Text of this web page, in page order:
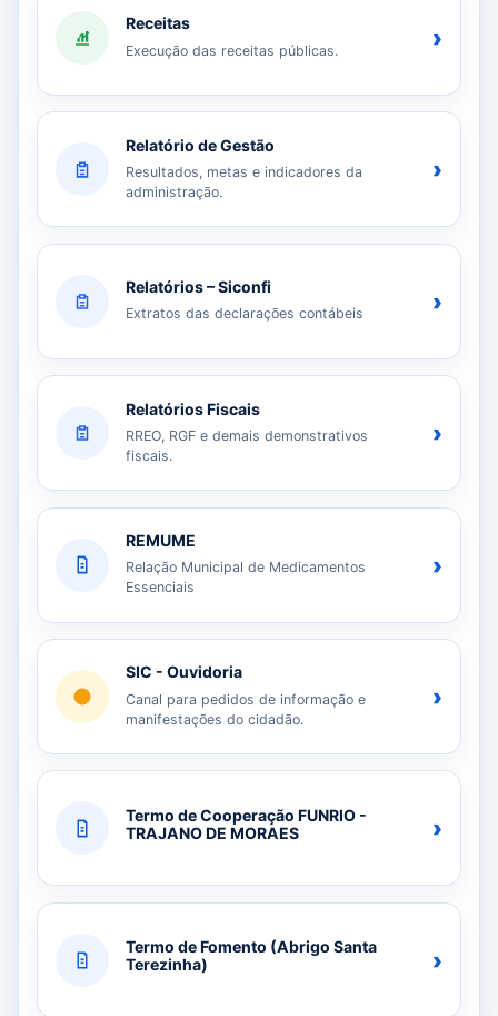
Receitas
Execução das receitas públicas. ›
Relatório de Gestão
Resultados, metas e indicadores da
administração.
›
Relatórios – Siconfi
Extratos das declarações contábeis ›
Relatórios Fiscais
RREO, RGF e demais demonstrativos
fiscais.
›
REMUME
Relação Municipal de Medicamentos
Essenciais
›
SIC - Ouvidoria
Canal para pedidos de informação e
manifestações do cidadão.
›
Termo de Cooperação FUNRIO -
TRAJANO DE MORAES
›
Termo de Fomento (Abrigo Santa
Terezinha)
›